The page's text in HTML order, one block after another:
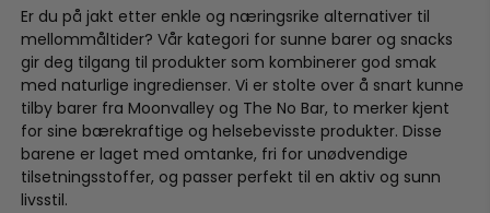
Er du på jakt etter enkle og næringsrike alternativer til
mellommåltider? Vår kategori for sunne barer og snacks
gir deg tilgang til produkter som kombinerer god smak
med naturlige ingredienser. Vi er stolte over å snart kunne
tilby barer fra Moonvalley og The No Bar, to merker kjent
for sine bærekraftige og helsebevisste produkter. Disse
barene er laget med omtanke, fri for unødvendige
tilsetningsstoffer, og passer perfekt til en aktiv og sunn
livsstil.